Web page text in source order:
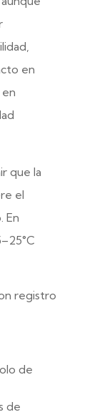
en
que la
el
En
registro
de
de